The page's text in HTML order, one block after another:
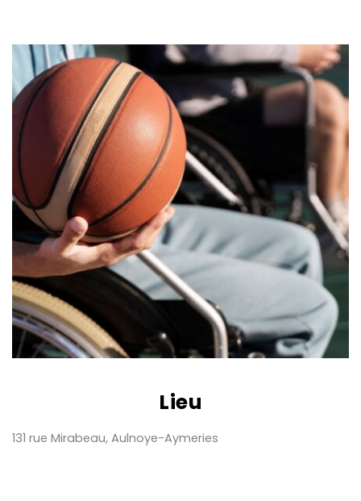
Lieu
131 rue Mirabeau, Aulnoye-Aymeries